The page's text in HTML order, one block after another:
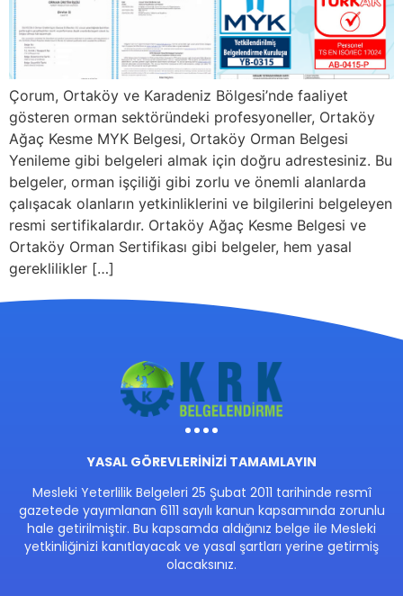
Çorum, Ortaköy ve Karadeniz Bölgesi’nde faaliyet
gösteren orman sektöründeki profesyoneller, Ortaköy
Ağaç Kesme MYK Belgesi, Ortaköy Orman Belgesi
Yenileme gibi belgeleri almak için doğru adrestesiniz. Bu
belgeler, orman işçiliği gibi zorlu ve önemli alanlarda
çalışacak olanların yetkinliklerini ve bilgilerini belgeleyen
resmi sertifikalardır. Ortaköy Ağaç Kesme Belgesi ve
Ortaköy Orman Sertifikası gibi belgeler, hem yasal
gereklilikler […]
YASAL GÖREVLERİNİZİ TAMAMLAYIN
Mesleki Yeterlilik Belgeleri 25 Şubat 2011 tarihinde resmî
gazetede yayımlanan 6111 sayılı kanun kapsamında zorunlu
hale getirilmiştir. Bu kapsamda aldığınız belge ile Mesleki
yetkinliğinizi kanıtlayacak ve yasal şartları yerine getirmiş
olacaksınız.